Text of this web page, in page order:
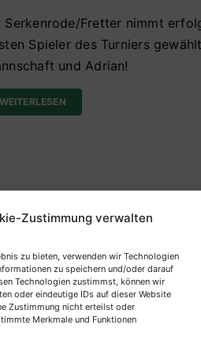
Zustimmung verwalten
zu bieten, verwenden wir Technologien
zu speichern und/oder darauf
Technologien zustimmst, können wir
oder eindeutige IDs auf dieser Website
Zustimmung nicht erteilst oder
Merkmale und Funktionen
Serkenrode/Fretter nimmt
Spieler des Turniers
und Adrian!
WEITERLESEN
Gemeindepokal 2026:
des Sparkassen-Cup
/ Fretter Lokalplus –